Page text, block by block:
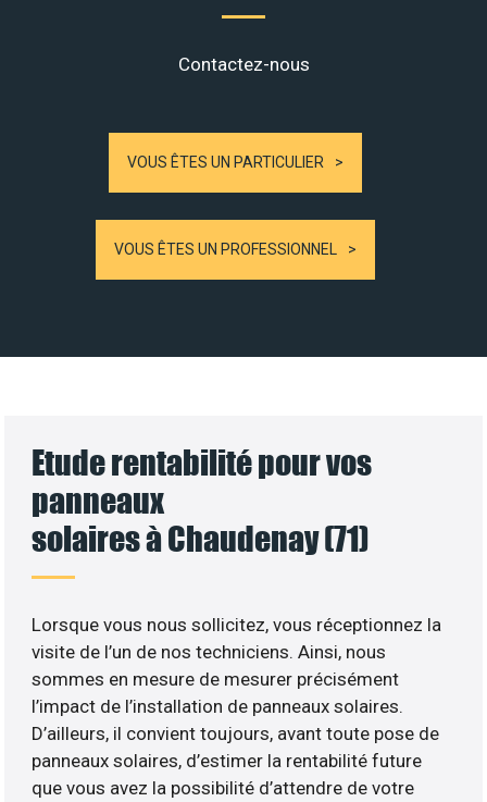
Contactez-nous
VOUS ÊTES UN PARTICULIER
VOUS ÊTES UN PROFESSIONNEL
Etude rentabilité pour vos
panneaux
solaires à Chaudenay (71)
Lorsque vous nous sollicitez, vous réceptionnez la
visite de l’un de nos techniciens. Ainsi, nous
sommes en mesure de mesurer précisément
l’impact de l’installation de panneaux solaires.
D’ailleurs, il convient toujours, avant toute pose de
panneaux solaires, d’estimer la rentabilité future
que vous avez la possibilité d’attendre de votre